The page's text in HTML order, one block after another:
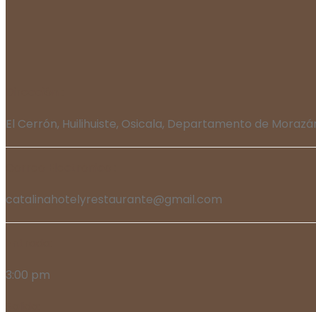
El Cerrón, Huilihuiste, Osicala, Departamento de
catalinahotelyrestaurante@gmail.com
3:00 pm